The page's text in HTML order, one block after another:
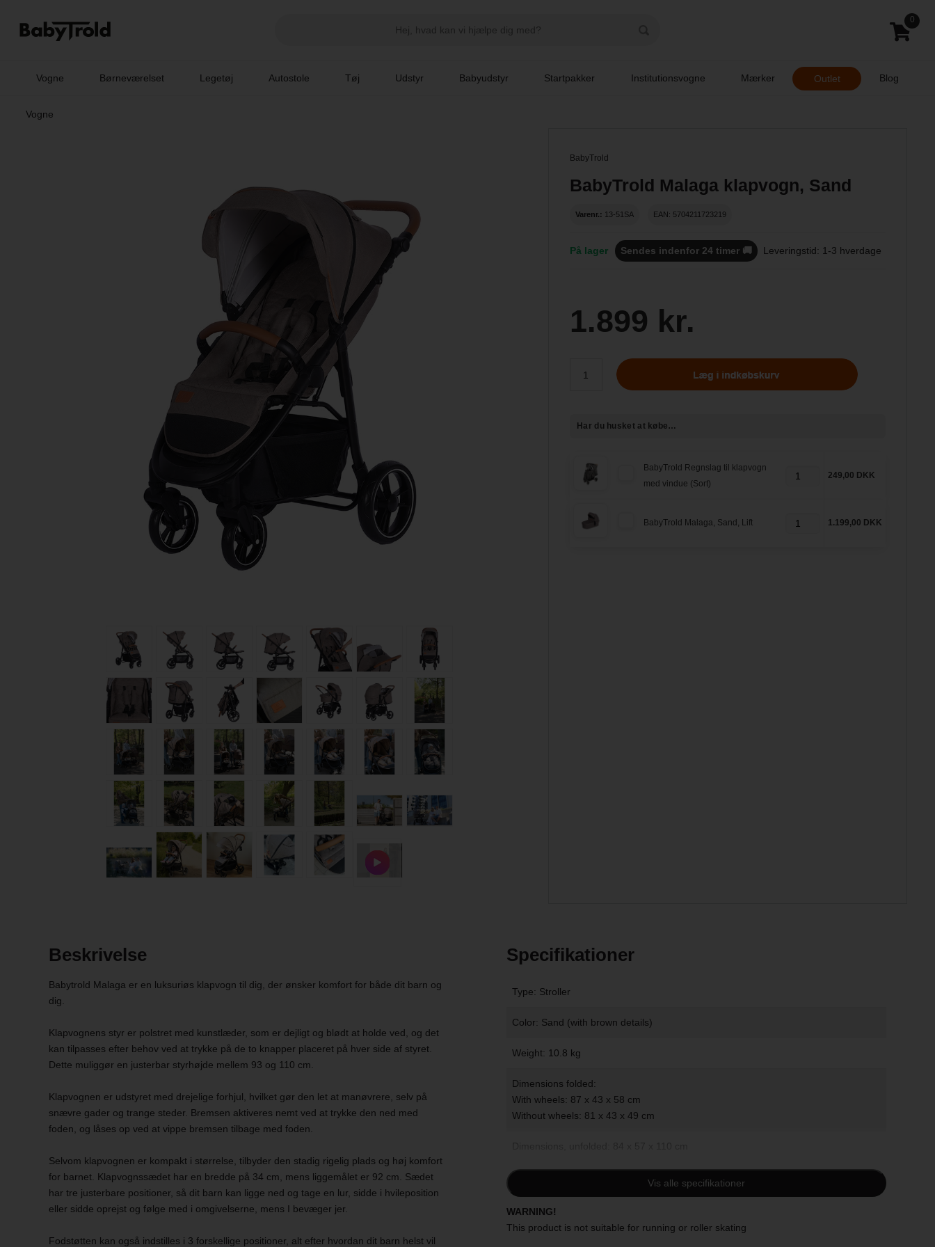
0
Vogne Børneværelset Legetøj Autostole Tøj Udstyr Babyudstyr Startpakker Institutionsvogne Mærker Outlet Blog
Vogne
BabyTrold
BabyTrold Malaga klapvogn, Sand
Varenr.: 13-51SA EAN: 5704211723219
På lager Sendes indenfor 24 timer 🚚 Leveringstid: 1-3 hverdage
1.899 kr.
Har du husket at købe…
BabyTrold Regnslag til klapvogn
med vindue (Sort)
249,00 DKK
BabyTrold Malaga, Sand, Lift 1.199,00 DKK
Beskrivelse
Babytrold Malaga er en luksuriøs klapvogn til dig, der ønsker komfort for både dit barn og
dig.
Klapvognens styr er polstret med kunstlæder, som er dejligt og blødt at holde ved, og det
kan tilpasses efter behov ved at trykke på de to knapper placeret på hver side af styret.
Dette muliggør en justerbar styrhøjde mellem 93 og 110 cm.
Klapvognen er udstyret med drejelige forhjul, hvilket gør den let at manøvrere, selv på
snævre gader og trange steder. Bremsen aktiveres nemt ved at trykke den ned med
foden, og låses op ved at vippe bremsen tilbage med foden.
Selvom klapvognen er kompakt i størrelse, tilbyder den stadig rigelig plads og høj komfort
for barnet. Klapvognssædet har en bredde på 34 cm, mens liggemålet er 92 cm. Sædet
har tre justerbare positioner, så dit barn kan ligge ned og tage en lur, sidde i hvileposition
eller sidde oprejst og følge med i omgivelserne, mens I bevæger jer.
Fodstøtten kan også indstilles i 3 forskellige positioner, alt efter hvordan dit barn helst vil
Specifikationer
Type: Stroller
Color: Sand (with brown details)
Weight: 10.8 kg
Dimensions folded:
With wheels: 87 x 43 x 58 cm
Without wheels: 81 x 43 x 49 cm
Handlebar height: 93-110 cm
Vis alle specifikationer
WARNING!
This product is not suitable for running or roller skating